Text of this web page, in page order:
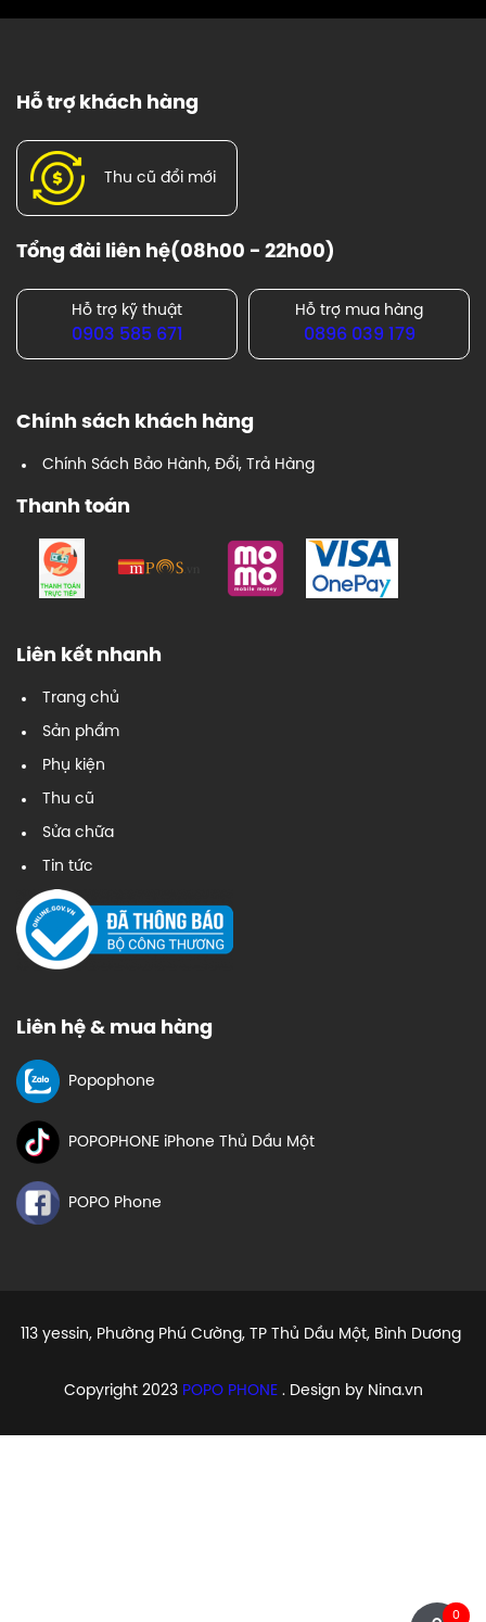
Hỗ trợ khách hàng
Thu cũ đổi mới
Tổng đài liên hệ(08h00 - 22h00)
Hỗ trợ kỹ thuật
0903 585 671
Hỗ trợ mua hàng
0896 039 179
Chính sách khách hàng
Chính Sách Bảo Hành, Đổi, Trả Hàng
Thanh toán
Liên kết nhanh
Trang chủ
Sản phẩm
Phụ kiện
Thu cũ
Sửa chữa
Tin tức
Liên hệ & mua hàng
Popophone
POPOPHONE iPhone Thủ Dầu Một
POPO Phone
113 yessin, Phường Phú Cường, TP Thủ Dầu Một, Bình Dương
Copyright 2023 POPO PHONE . Design by Nina.vn
0